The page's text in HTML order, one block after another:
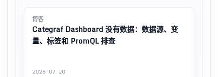
博客
Categraf Dashboard 没有数据：数据源、变
量、标签和 PromQL 排查
2026-07-20